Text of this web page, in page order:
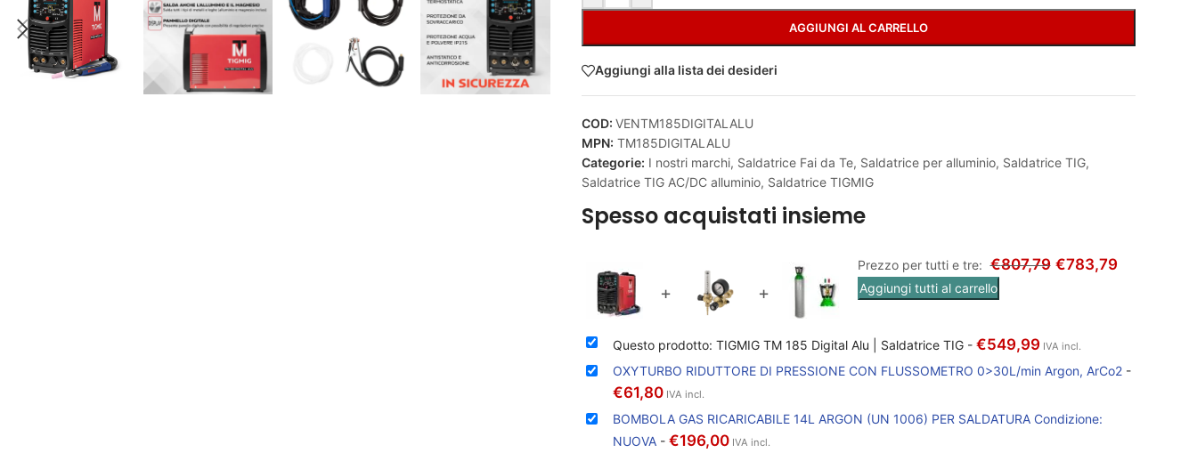
AGGIUNGI AL CARRELLO
Aggiungi alla lista dei desideri
COD: VENTM185DIGITALALU
MPN: TM185DIGITALALU
Categorie: I nostri marchi, Saldatrice Fai da Te, Saldatrice per alluminio, Saldatrice TIG,
Saldatrice TIG AC/DC alluminio, Saldatrice TIGMIG
Spesso acquistati insieme
+ +
Prezzo per tutti e tre: €807,79 €783,79
Aggiungi tutti al carrello
Questo prodotto: TIGMIG TM 185 Digital Alu | Saldatrice TIG - €549,99 IVA incl.
OXYTURBO RIDUTTORE DI PRESSIONE CON FLUSSOMETRO 0>30L/min Argon, ArCo2 -
€61,80 IVA incl.
BOMBOLA GAS RICARICABILE 14L ARGON (UN 1006) PER SALDATURA Condizione:
NUOVA - €196,00 IVA incl.